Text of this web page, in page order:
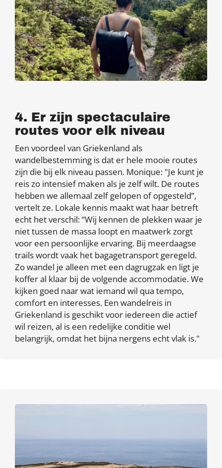
4. Er zijn spectaculaire
routes voor elk niveau
Een voordeel van Griekenland als
wandelbestemming is dat er hele mooie routes
zijn die bij elk niveau passen. Monique: "Je kunt je
reis zo intensief maken als je zelf wilt. De routes
hebben we allemaal zelf gelopen of opgesteld”,
vertelt ze. Lokale kennis maakt wat haar betreft
echt het verschil: “Wij kennen de plekken waar je
niet tussen de massa loopt en maatwerk zorgt
voor een persoonlijke ervaring. Bij meerdaagse
trails wordt vaak het bagagetransport geregeld.
Zo wandel je alleen met een dagrugzak en ligt je
koffer al klaar bij de volgende accommodatie. We
kijken goed naar wat iemand wil qua tempo,
comfort en interesses. Een wandelreis in
Griekenland is geschikt voor iedereen die actief
wil reizen, al is een redelijke conditie wel
belangrijk, omdat het bijna nergens echt vlak is."